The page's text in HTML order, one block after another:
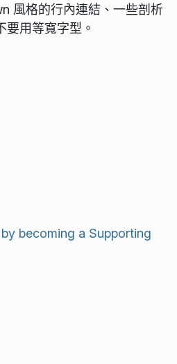
風格的行內連結、一些剖析
要用等寬字型。
becoming a Supporting